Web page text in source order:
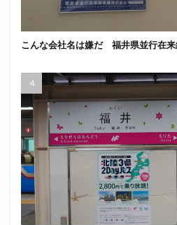
こんな会社名は嫌だ 福井県並行在